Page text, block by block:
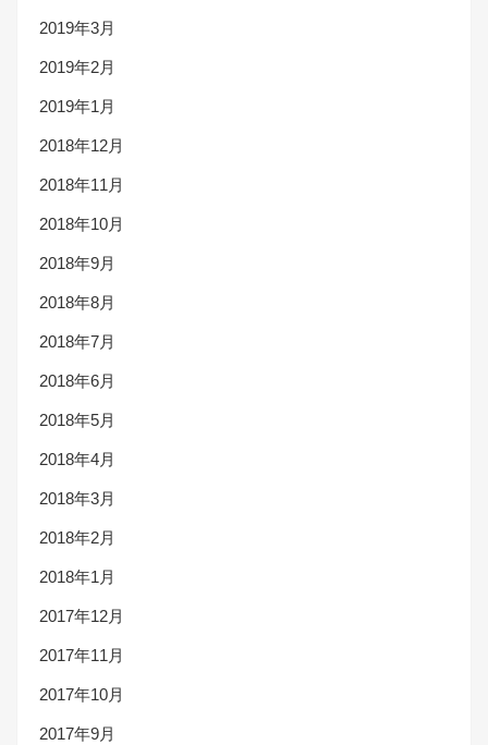
2019年3月
2019年2月
2019年1月
2018年12月
2018年11月
2018年10月
2018年9月
2018年8月
2018年7月
2018年6月
2018年5月
2018年4月
2018年3月
2018年2月
2018年1月
2017年12月
2017年11月
2017年10月
2017年9月